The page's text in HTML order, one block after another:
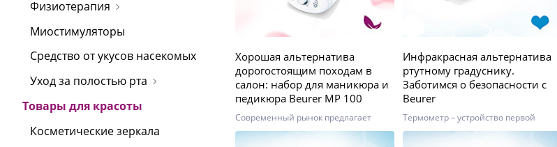
Физиотерапия
Миостимуляторы
Средство от укусов насекомых
Уход за полостью рта
Товары для красоты
Косметические зеркала
Хорошая альтернатива
дорогостоящим походам в
салон: набор для маникюра и
педикюра Beurer MP 100
Современный рынок предлагает
широкий ассортимент приборов для
Инфракрасная альтернатива
ртутному градуснику.
Заботимся о безопасности с
Beurer
Термометр – устройство первой
необходимости в любой семье,